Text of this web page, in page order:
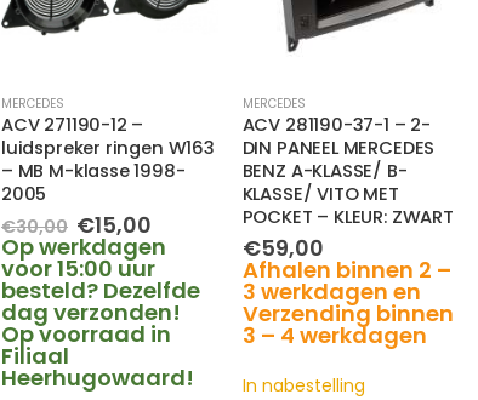
MERCEDES
ACV 271190-12 –
luidspreker ringen W163
– MB M-klasse 1998-
2005
€30,00 Oorspronkelijke
prijs
was:
€30,00.
€15,00
prijs
is:
€15,00.
Op werkdagen
voor 15:00 uur
besteld? Dezelfde
dag verzonden!
Op voorraad in
Filiaal
Heerhugowaard!
MERCEDES
ACV 281190-37-1 – 2-
DIN PANEEL MERCEDES
BENZ A-KLASSE/ B-
KLASSE/ VITO MET
POCKET – KLEUR: ZWART
€59,00
Afhalen binnen 2 –
3 werkdagen en
Verzending binnen
3 – 4 werkdagen
In nabestelling